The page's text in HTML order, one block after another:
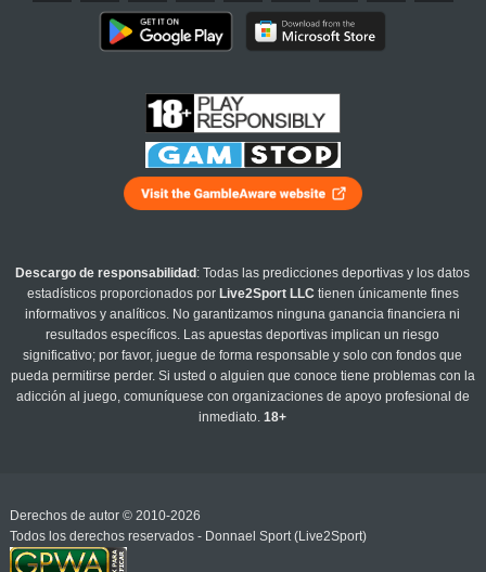
Descargo de responsabilidad : Todas las predicciones deportivas y los datos
estadísticos proporcionados por Live2Sport LLC tienen únicamente fines
informativos y analíticos. No garantizamos ninguna ganancia financiera ni
resultados específicos. Las apuestas deportivas implican un riesgo
significativo; por favor, juegue de forma responsable y solo con fondos que
pueda permitirse perder. Si usted o alguien que conoce tiene problemas con la
adicción al juego, comuníquese con organizaciones de apoyo profesional de
inmediato.18+
Derechos de autor © 2010-2026
Todos los derechos reservados - Donnael Sport (Live2Sport)